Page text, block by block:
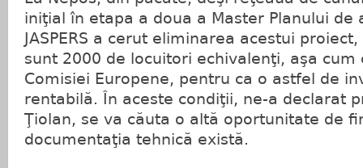
iniţial în etapa a doua a Master Planului de
JASPERS a cerut eliminarea acestui
sunt 2000 de locuitori echivalenţi, aşa cum
Comisiei Europene, pentru ca o astfel de
rentabilă. În aceste condiţii, ne-a declarat
Ţiolan, se va căuta o altă oportunitate de
documentaţia tehnică există.